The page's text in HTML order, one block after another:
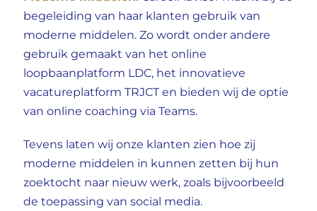
begeleiding van haar klanten gebruik van
moderne middelen. Zo wordt onder andere
gebruik gemaakt van het online
loopbaanplatform LDC, het innovatieve
vacatureplatform TRJCTen bieden wij de optie
van online coaching via Teams.
Tevens laten wij onze klanten zien hoe zij
moderne middelen in kunnen zetten bij hun
zoektocht naar nieuw werk, zoals bijvoorbeeld
de toepassing van social media.